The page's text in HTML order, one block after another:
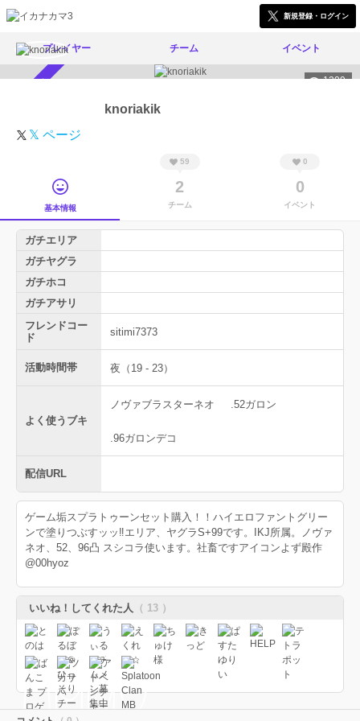
新規登録・ログイン
プレイヤー チーム イベント
1209
knoriakik
𝕏 ページ
基本情報
59
2
チーム
0
0
イベント
ガチエリア
ガチヤグラ
ガチホコ
ガチアサリ
フレンドコー
ド
sitimi7373
活動時間帯 夜（19 - 23）
よく使うブキ
ノヴァブラスターネオ .52ガロン
.96ガロンデコ
配信URL
ゲーム垢スプラトゥーンセット購入！！ハイエロファントグリー
ンで塗りつぶすッッ‼︎エリア、ヤグラS+99です。IKJ所属。ノヴァ
ネオ、52、96凸 スシコラ使います。社畜ですアイコンよず殿作
@00hyoz
いいね！してくれた人 （ 13 ）